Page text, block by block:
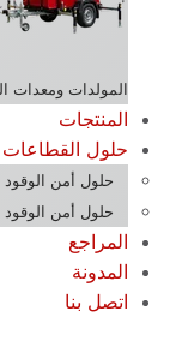
المولدات ومعدات
المنتجات
حلول القطاعات
حلول أمن
حلول أمن
المراجع
المدونة
اتصل بنا